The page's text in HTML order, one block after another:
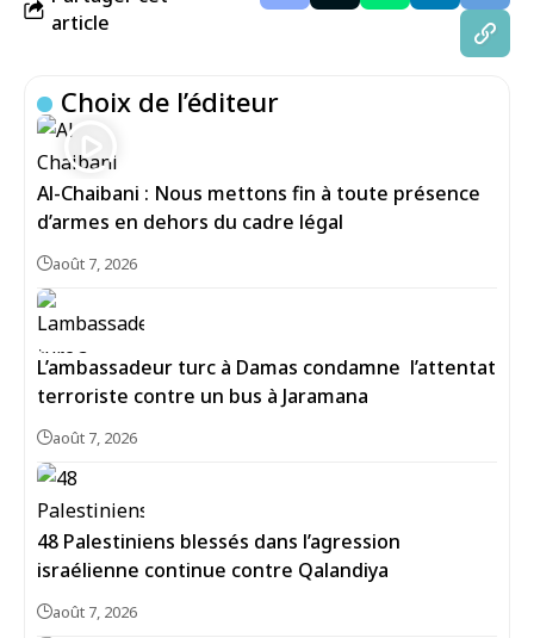
article
Choix de l’éditeur
Al-Chaibani : Nous mettons fin à toute présence
d’armes en dehors du cadre légal
août 7, 2026
L’ambassadeur turc à Damas condamne l’attentat
terroriste contre un bus à Jaramana
août 7, 2026
48 Palestiniens blessés dans l’agression
israélienne continue contre Qalandiya
août 7, 2026